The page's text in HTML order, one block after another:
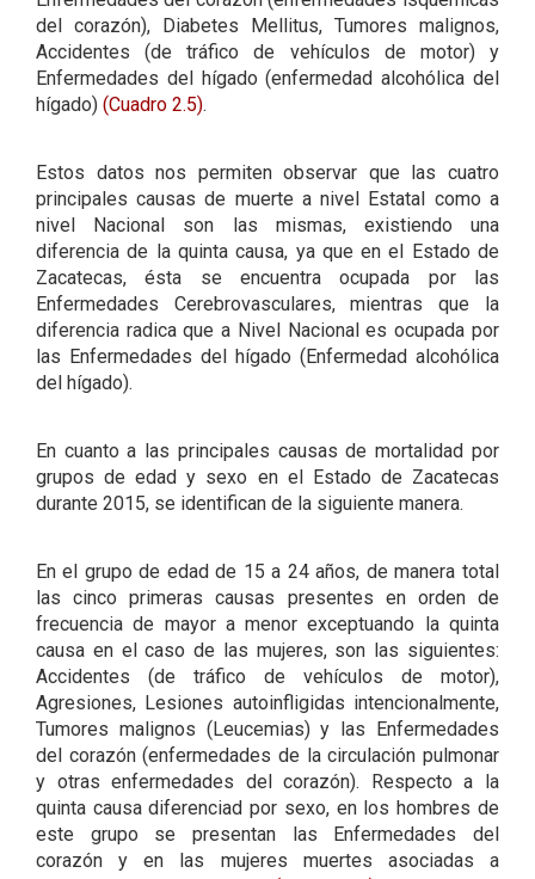
del corazón), Diabetes Mellitus, Tumores malignos,
Accidentes (de tráfico de vehículos de motor) y
Enfermedades del hígado (enfermedad alcohólica del
hígado) (Cuadro 2.5).
Estos datos nos permiten observar que las cuatro
principales causas de muerte a nivel Estatal como a
nivel Nacional son las mismas, existiendo una
diferencia de la quinta causa, ya que en el Estado de
Zacatecas, ésta se encuentra ocupada por las
Enfermedades Cerebrovasculares, mientras que la
diferencia radica que a Nivel Nacional es ocupada por
las Enfermedades del hígado (Enfermedad alcohólica
del hígado).
En cuanto a las principales causas de mortalidad por
grupos de edad y sexo en el Estado de Zacatecas
durante 2015, se identifican de la siguiente manera.
En el grupo de edad de 15 a 24 años, de manera total
las cinco primeras causas presentes en orden de
frecuencia de mayor a menor exceptuando la quinta
causa en el caso de las mujeres, son las siguientes:
Accidentes (de tráfico de vehículos de motor),
Agresiones, Lesiones autoinfligidas intencionalmente,
Tumores malignos (Leucemias) y las Enfermedades
del corazón (enfermedades de la circulación pulmonar
y otras enfermedades del corazón). Respecto a la
quinta causa diferenciad por sexo, en los hombres de
este grupo se presentan las Enfermedades del
corazón y en las mujeres muertes asociadas a